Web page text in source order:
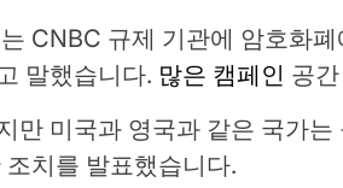
CNBC 규제 기관에 암호화폐
말했습니다. 많은 캠페인 공
만 미국과 영국과 같은 국가는
치를 발표했습니다.